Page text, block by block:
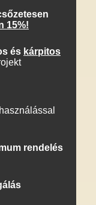
15%!
és kárpitos
rendelés